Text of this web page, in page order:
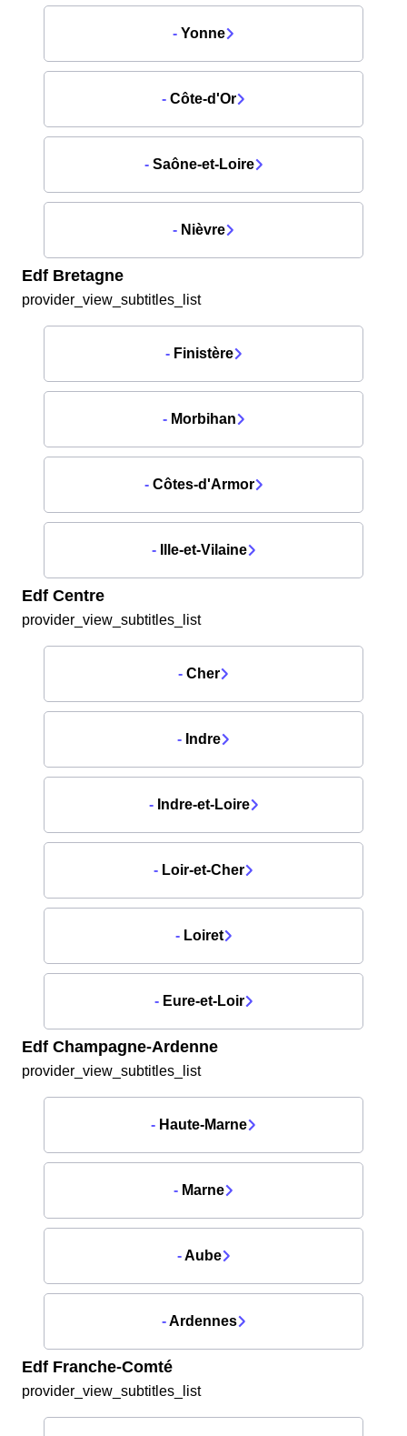
- Yonne
- Côte-d'Or
-Saône-et-Loire
- Nièvre
Edf Bretagne
provider_view_subtitles_list
-Finistère
-Morbihan
-Côtes-d'Armor
-Ille-et-Vilaine
Edf Centre
provider_view_subtitles_list
- Cher
- Indre
-Indre-et-Loire
- Loir-et-Cher
-Loiret
-Eure-et-Loir
Edf Champagne-Ardenne
provider_view_subtitles_list
- Haute-Marne
- Marne
-Aube
-Ardennes
Edf Franche-Comté
provider_view_subtitles_list